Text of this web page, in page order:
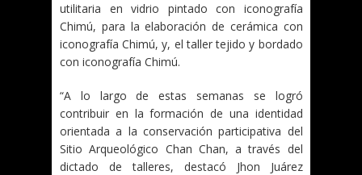
utilitaria en vidrio pintado con iconografía
Chimú, para la elaboración de cerámica con
iconografía Chimú, y, el taller tejido y bordado
con iconografía Chimú.
“A lo largo de estas semanas se logró
contribuir en la formación de una identidad
orientada a la conservación participativa del
Sitio Arqueológico Chan Chan, a través del
dictado de talleres, destacó Jhon Juárez